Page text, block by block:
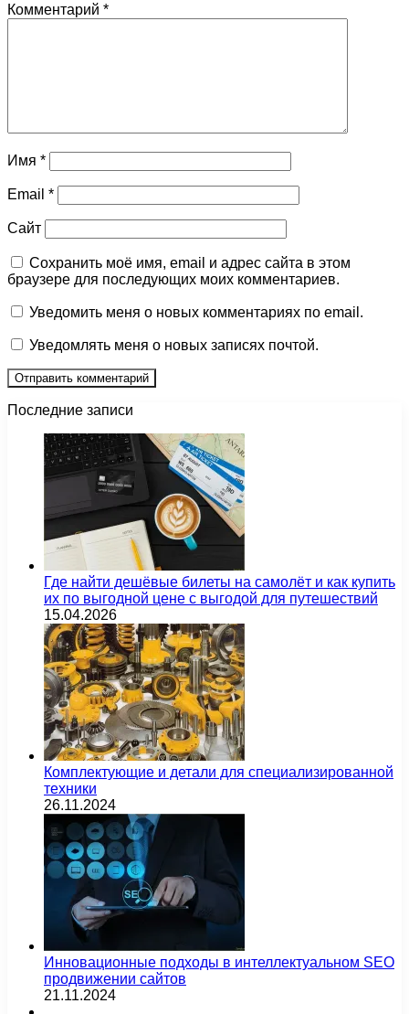
Комментарий *
Имя *
Email *
Сайт
Сохранить моё имя, email и адрес сайта в этом
браузере для последующих моих комментариев.
Уведомить меня о новых комментариях по email.
Уведомлять меня о новых записях почтой.
Последние записи
Где найти дешёвые билеты на самолёт и как купить
их по выгодной цене с выгодой для путешествий
15.04.2026
Комплектующие и детали для специализированной
техники
26.11.2024
Инновационные подходы в интеллектуальном SEO
продвижении сайтов
21.11.2024